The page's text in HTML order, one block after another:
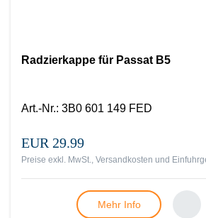
Radzierkappe für Passat B5
Art.-Nr.: 3B0 601 149 FED
EUR 29.99
Preise exkl. MwSt., Versandkosten und
Mehr Info